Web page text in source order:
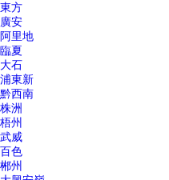
東方
廣安
阿里地
臨夏
大石
浦東新
黔西南
株洲
梧州
武威
百色
郴州